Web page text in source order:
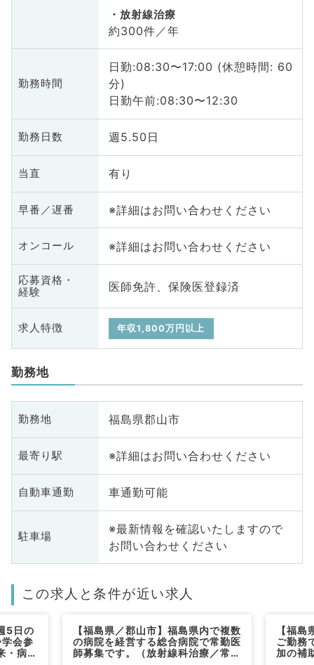
放射線治療
約300件／年
勤務時間
日勤:08:30〜17:00 (休憩時間: 60
分)
日勤午前:08:30〜12:30
勤務日数 週5.50日
当直 有り
早番／遅番 ※詳細はお問い合わせください
オンコール ※詳細はお問い合わせください
応募資格・
経験
医師免許、保険医登録済
求人特徴 年収1,800万円以上
勤務地
勤務地 福島県郡山市
最寄り駅 ※詳細はお問い合わせください
自動車通勤 車通勤可能
駐車場
※最新情報を確認いたしますので
お問い合わせください
この求人と条件が近い求人
5日の
会参
・病棟
【福島県／郡山市】福島県内で複数
の病院を経営する総合病院で常勤医
師募集です。（放射線科治療／常
【福
ご勤務
加の補